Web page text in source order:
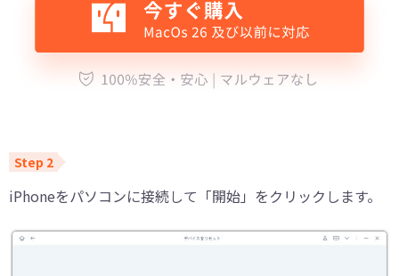
iPhoneをパソコンに接続して「開始」をクリックします。